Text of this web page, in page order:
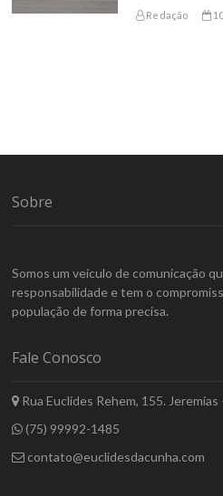
Redação
Sobre
Somos um veículo de comunicação
responsabilidade e tem o
população de forma precisa.
Fale Conosco
Rua Euclides Rehem, 155.
(75) 99992-1485
contato@euclidesdacunha.com